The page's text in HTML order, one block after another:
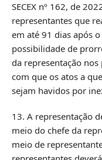
SECEX nº 162, de
representantes que
em até 91 dias após
possibilidade de
da representação
com que os atos a
sejam havidos por
13. A representação
meio do chefe da
meio de